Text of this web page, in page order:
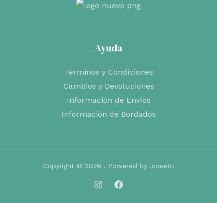
Ayuda
Términos y Condiciones
Cambios y Devoluciones
Información de Envíos
Información de Bordados
Copyright © 2026 . Powered by .cosetti